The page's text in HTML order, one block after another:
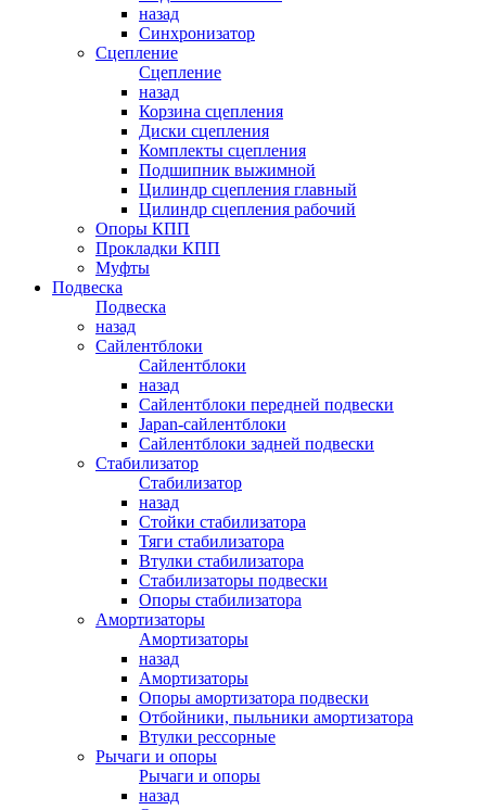
назад
Синхронизатор
Сцепление
Сцепление
назад
Корзина сцепления
Диски сцепления
Комплекты сцепления
Подшипник выжимной
Цилиндр сцепления главный
Цилиндр сцепления рабочий
Опоры КПП
Прокладки КПП
Муфты
Подвеска
Подвеска
назад
Сайлентблоки
Сайлентблоки
назад
Сайлентблоки передней подвески
Japan-сайлентблоки
Сайлентблоки задней подвески
Стабилизатор
Стабилизатор
назад
Стойки стабилизатора
Тяги стабилизатора
Втулки стабилизатора
Стабилизаторы подвески
Опоры стабилизатора
Амортизаторы
Амортизаторы
назад
Амортизаторы
Опоры амортизатора подвески
Отбойники, пыльники амортизатора
Втулки рессорные
Рычаги и опоры
Рычаги и опоры
назад